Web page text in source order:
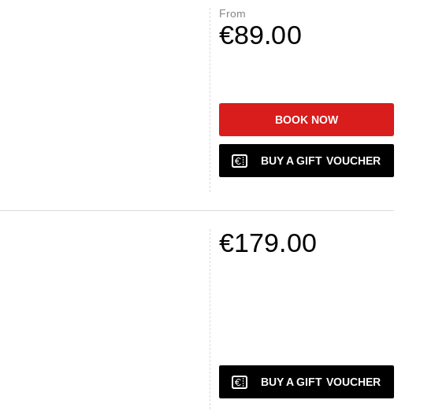
From
€89.00
BOOK NOW
BUY A GIFT VOUCHER
€179.00
BUY A GIFT VOUCHER